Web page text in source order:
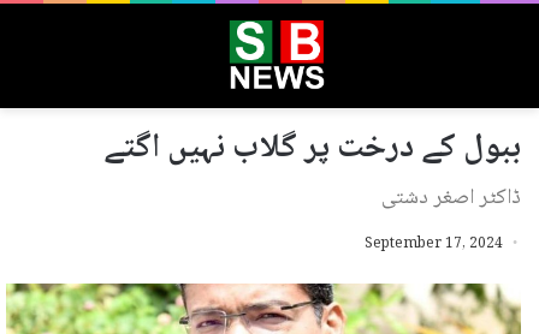
ببول کے درخت پر گلاب نہیں اگتے
ڈاکٹر اصغر دشتی
September 17, 2024